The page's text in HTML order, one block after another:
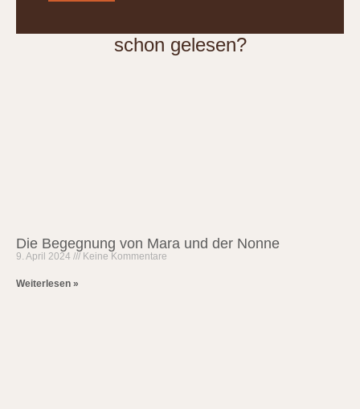
schon gelesen?
Die Begegnung von Mara und der Nonne
9. April 2024 Keine Kommentare
Weiterlesen »